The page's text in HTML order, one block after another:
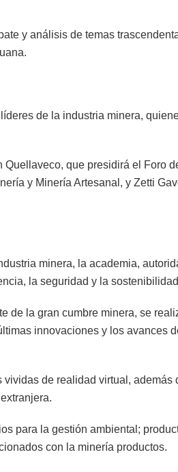
y análisis de temas
de la industria minera,
que presidirá el Foro
y Minería Artesanal, y Zetti
minera, la academia,
la seguridad y la
de la gran cumbre minera, se
innovaciones y los avances
de realidad virtual,
para la gestión ambiental;
con la minería productos.